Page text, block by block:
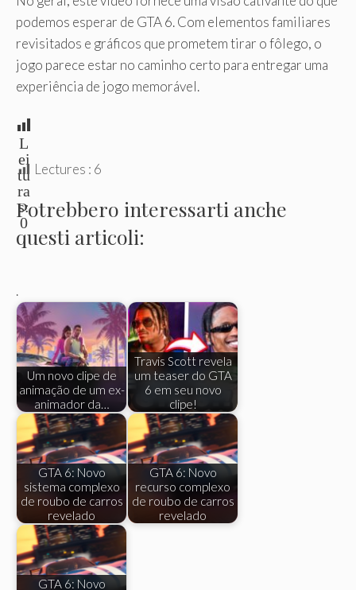
podemos esperar de GTA 6. Com elementos familiares
revisitados e gráficos que prometem tirar o fôlego, o
jogo parece estar no caminho certo para entregar uma
experiência de jogo memorável.
L
ei
tu
ra
s:
0
Lectures : 6
Potrebbero interessarti anche
questi articoli:
.
Um novo clipe de
animação de um ex-
animador da…
Travis Scott revela
um teaser do GTA
6 em seu novo
clipe!
GTA 6: Novo
sistema complexo
de roubo de carros
revelado
GTA 6: Novo
recurso complexo
de roubo de carros
revelado
GTA 6: Novo